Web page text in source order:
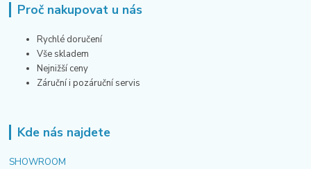
Proč nakupovat u nás
Rychlé doručení
Vše skladem
Nejnižší ceny
Záruční i pozáruční servis
Kde nás najdete
SHOWROOM